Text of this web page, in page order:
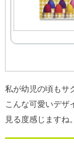
私が幼児の頃もサ
こんな可愛いデザ
見る度感じますね。